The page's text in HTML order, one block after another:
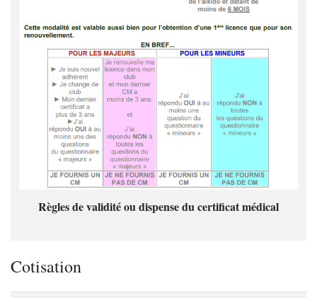
Règles de validité ou dispense du certificat médical
Cotisation